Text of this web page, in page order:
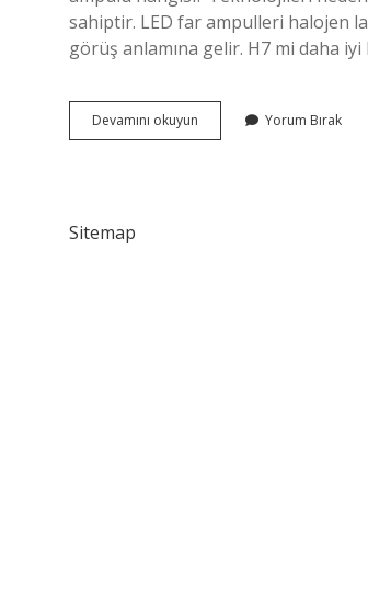
sahiptir. LED far ampulleri halojen
görüş anlamına gelir. H7 mi daha
Devamını okuyun
Far
Yorum Bırak
Sitemap